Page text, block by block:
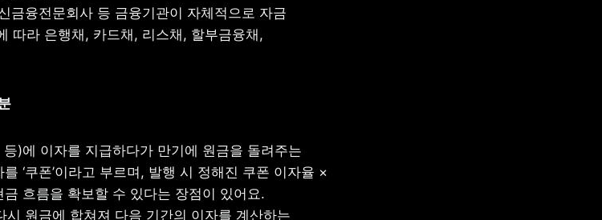
금융전문회사 등 금융기관이 자체적으로 자금
따라 은행채, 카드채, 리스채, 할부금융채,
)에 이자를 지급하다가 만기에 원금을 돌려주는
‘쿠폰’이라고 부르며, 발행 시 정해진 쿠폰 이자율 ×
흐름을 확보할 수 있다는 장점이 있어요.
시 원금에 합쳐져 다음 기간의 이자를 계산하는